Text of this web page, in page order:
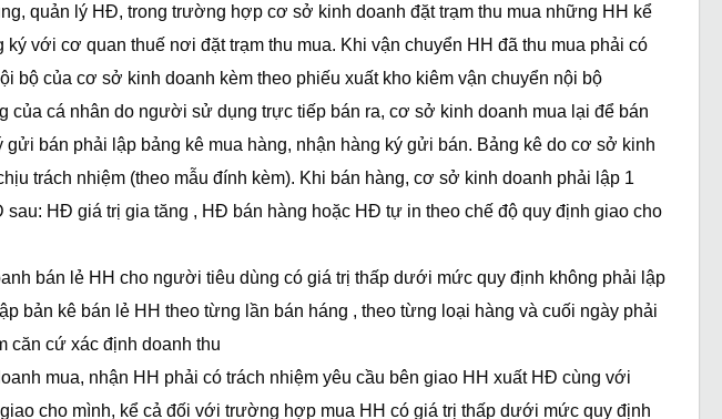
quản lý HĐ, trong trường hợp cơ sở kinh doanh đặt trạm thu mua những HH kể
ký với cơ quan thuế nơi đặt trạm thu mua. Khi vận chuyển HH đã thu mua phải có
bộ của cơ sở kinh doanh kèm theo phiếu xuất kho kiêm vận chuyển nội bộ
của cá nhân do người sử dụng trực tiếp bán ra, cơ sở kinh doanh mua lại để bán
gửi bán phải lập bảng kê mua hàng, nhận hàng ký gửi bán. Bảng kê do cơ sở kinh
trách nhiệm (theo mẫu đính kèm). Khi bán hàng, cơ sở kinh doanh phải lập 1
sau: HĐ giá trị gia tăng , HĐ bán hàng hoặc HĐ tự in theo chế độ quy định giao cho
bán lẻ HH cho người tiêu dùng có giá trị thấp dưới mức quy định không phải lập
bản kê bán lẻ HH theo từng lần bán háng , theo từng loại hàng và cuối ngày phải
căn cứ xác định doanh thu
mua, nhận HH phải có trách nhiệm yêu cầu bên giao HH xuất HĐ cùng với
cho mình, kể cả đối với trường hợp mua HH có giá trị thấp dưới mức quy định